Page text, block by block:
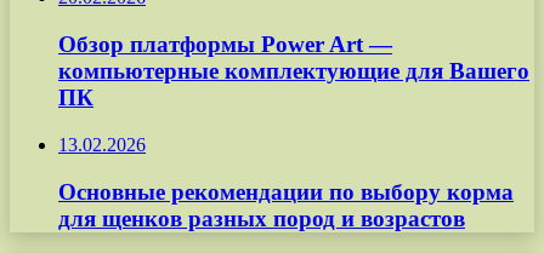
Обзор платформы Power Art —
компьютерные комплектующие для Вашего
ПК
13.02.2026
Основные рекомендации по выбору корма
для щенков разных пород и возрастов